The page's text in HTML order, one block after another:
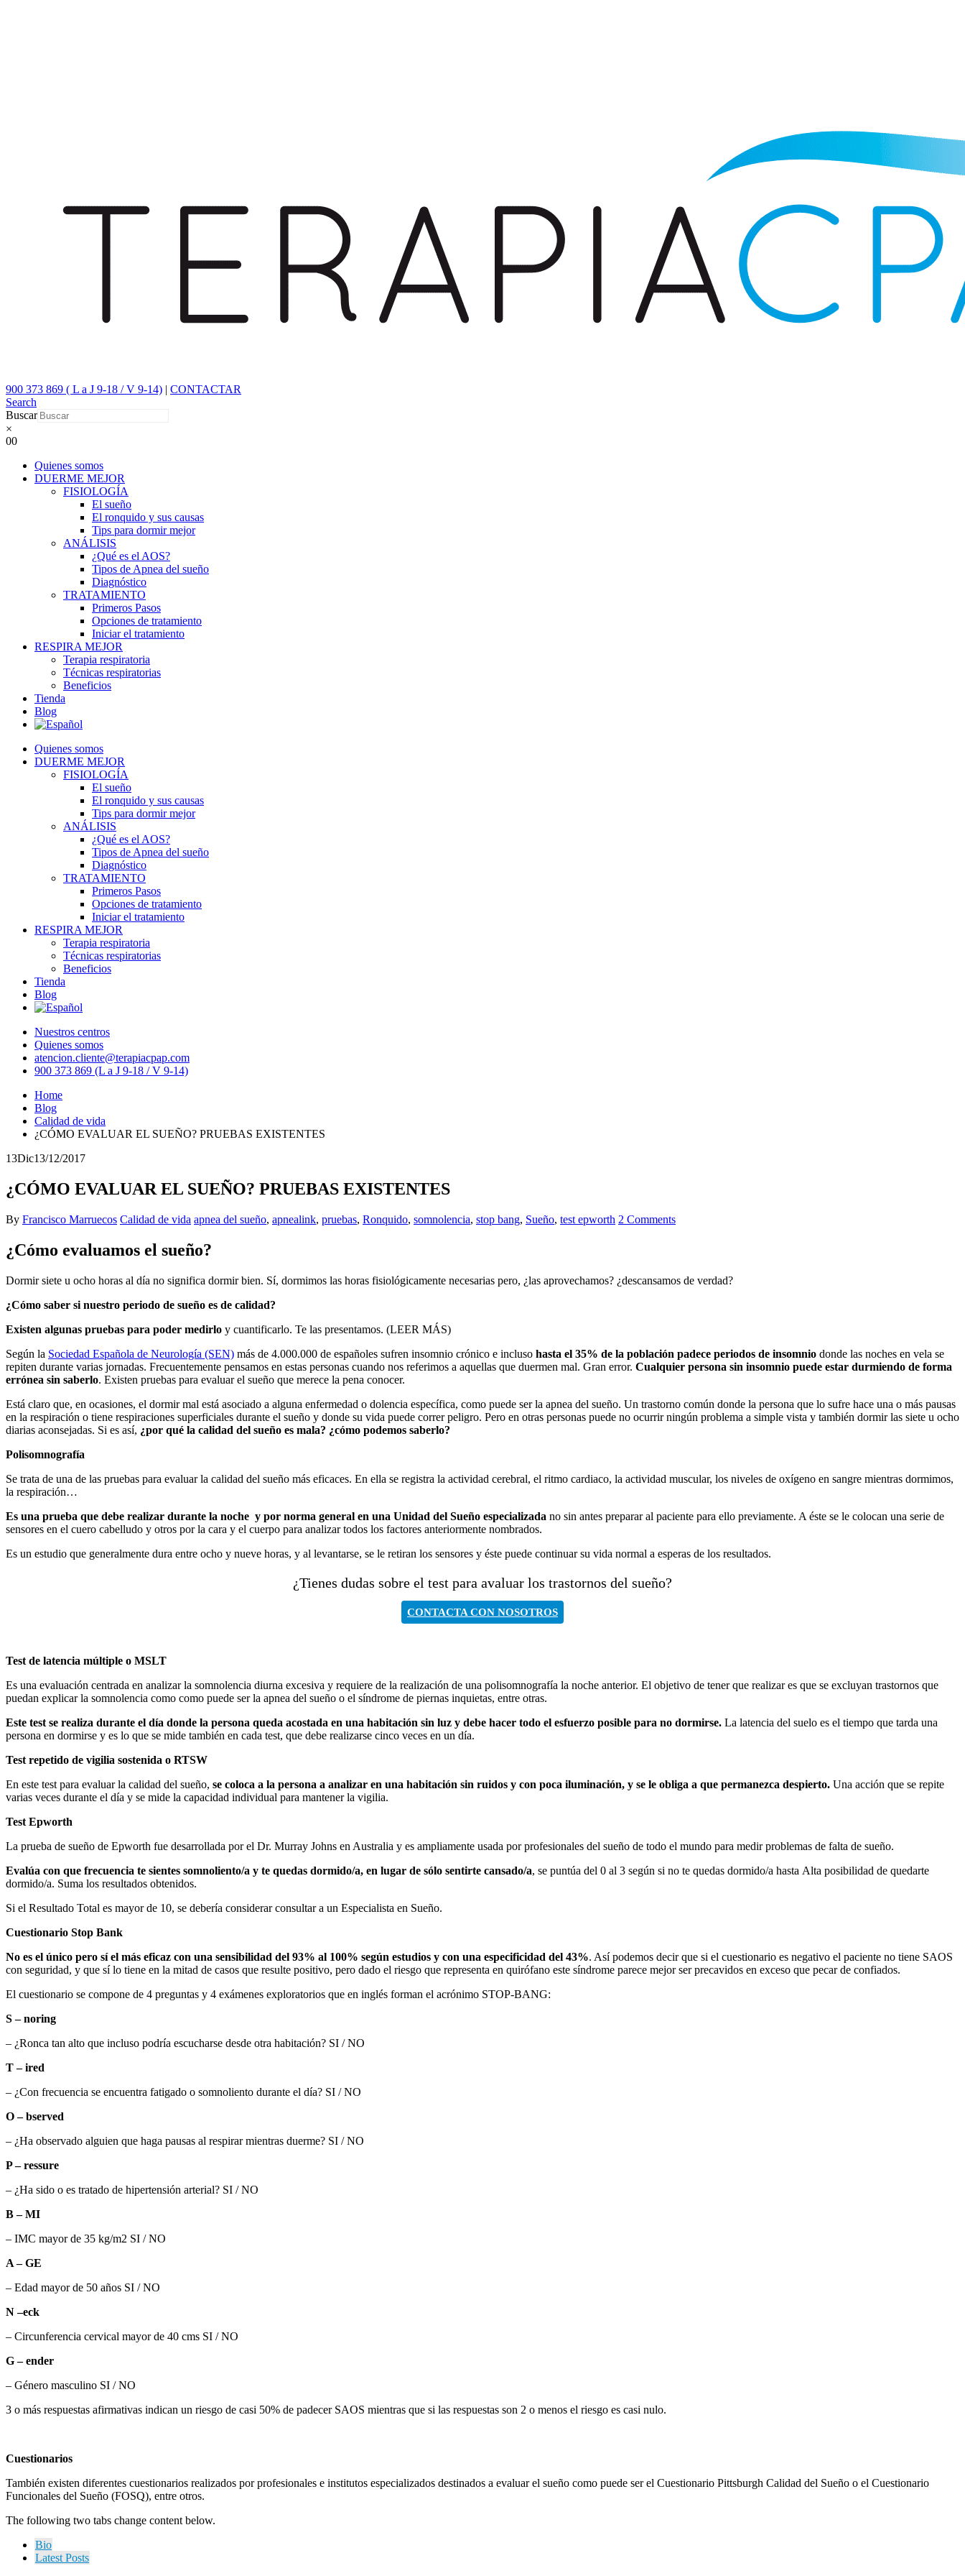
900 373 869 ( L a J 9-18 / V 9-14) | CONTACTAR
Search
Buscar
×
00
Quienes somos
DUERME MEJOR
FISIOLOGÍA
El sueño
El ronquido y sus causas
Tips para dormir mejor
ANÁLISIS
¿Qué es el AOS?
Tipos de Apnea del sueño
Diagnóstico
TRATAMIENTO
Primeros Pasos
Opciones de tratamiento
Iniciar el tratamiento
RESPIRA MEJOR
Terapia respiratoria
Técnicas respiratorias
Beneficios
Tienda
Blog
Quienes somos
DUERME MEJOR
FISIOLOGÍA
El sueño
El ronquido y sus causas
Tips para dormir mejor
ANÁLISIS
¿Qué es el AOS?
Tipos de Apnea del sueño
Diagnóstico
TRATAMIENTO
Primeros Pasos
Opciones de tratamiento
Iniciar el tratamiento
RESPIRA MEJOR
Terapia respiratoria
Técnicas respiratorias
Beneficios
Tienda
Blog
Nuestros centros
Quienes somos
atencion.cliente@terapiacpap.com
900 373 869 (L a J 9-18 / V 9-14)
Home
Blog
Calidad de vida
¿CÓMO EVALUAR EL SUEÑO? PRUEBAS EXISTENTES
13Dic13/12/2017
¿CÓMO EVALUAR EL SUEÑO? PRUEBAS EXISTENTES
By Francisco Marruecos Calidad de vida apnea del sueño, apnealink, pruebas, Ronquido, somnolencia, stop bang, Sueño, test epworth 2 Comments
¿Cómo evaluamos el sueño?
Dormir siete u ocho horas al día no significa dormir bien. Sí, dormimos las horas fisiológicamente necesarias pero, ¿las aprovechamos? ¿descansamos de verdad?
¿Cómo saber si nuestro periodo de sueño es de calidad?
Existen algunas pruebas para poder medirlo y cuantificarlo. Te las presentamos. (LEER MÁS)
Según la Sociedad Española de Neurología (SEN) más de 4.000.000 de españoles sufren insomnio crónico e incluso hasta el 35% de la población padece periodos de insomnio donde las noches en vela se
repiten durante varias jornadas. Frecuentemente pensamos en estas personas cuando nos referimos a aquellas que duermen mal. Gran error. Cualquier persona sin insomnio puede estar durmiendo de forma
errónea sin saberlo. Existen pruebas para evaluar el sueño que merece la pena conocer.
Está claro que, en ocasiones, el dormir mal está asociado a alguna enfermedad o dolencia específica, como puede ser la apnea del sueño. Un trastorno común donde la persona que lo sufre hace una o más pausas
en la respiración o tiene respiraciones superficiales durante el sueño y donde su vida puede correr peligro. Pero en otras personas puede no ocurrir ningún problema a simple vista y también dormir las siete u ocho
diarias aconsejadas. Si es así, ¿por qué la calidad del sueño es mala? ¿cómo podemos saberlo?
Polisomnografía
Se trata de una de las pruebas para evaluar la calidad del sueño más eficaces. En ella se registra la actividad cerebral, el ritmo cardiaco, la actividad muscular, los niveles de oxígeno en sangre mientras dormimos,
la respiración…
Es una prueba que debe realizar durante la noche y por norma general en una Unidad del Sueño especializada no sin antes preparar al paciente para ello previamente. A éste se le colocan una serie de
sensores en el cuero cabelludo y otros por la cara y el cuerpo para analizar todos los factores anteriormente nombrados.
Es un estudio que generalmente dura entre ocho y nueve horas, y al levantarse, se le retiran los sensores y éste puede continuar su vida normal a esperas de los resultados.
¿Tienes dudas sobre el test para avaluar los trastornos del sueño?
CONTACTA CON NOSOTROS
Test de latencia múltiple o MSLT
Es una evaluación centrada en analizar la somnolencia diurna excesiva y requiere de la realización de una polisomnografía la noche anterior. El objetivo de tener que realizar es que se excluyan trastornos que
puedan explicar la somnolencia como como puede ser la apnea del sueño o el síndrome de piernas inquietas, entre otras.
Este test se realiza durante el día donde la persona queda acostada en una habitación sin luz y debe hacer todo el esfuerzo posible para no dormirse. La latencia del suelo es el tiempo que tarda una
persona en dormirse y es lo que se mide también en cada test, que debe realizarse cinco veces en un día.
Test repetido de vigilia sostenida o RTSW
En este test para evaluar la calidad del sueño, se coloca a la persona a analizar en una habitación sin ruidos y con poca iluminación, y se le obliga a que permanezca despierto. Una acción que se repite
varias veces durante el día y se mide la capacidad individual para mantener la vigilia.
Test Epworth
La prueba de sueño de Epworth fue desarrollada por el Dr. Murray Johns en Australia y es ampliamente usada por profesionales del sueño de todo el mundo para medir problemas de falta de sueño.
Evalúa con que frecuencia te sientes somnoliento/a y te quedas dormido/a, en lugar de sólo sentirte cansado/a, se puntúa del 0 al 3 según si no te quedas dormido/a hasta Alta posibilidad de quedarte
dormido/a. Suma los resultados obtenidos.
Si el Resultado Total es mayor de 10, se debería considerar consultar a un Especialista en Sueño.
Cuestionario Stop Bank
No es el único pero sí el más eficaz con una sensibilidad del 93% al 100% según estudios y con una especificidad del 43%. Así podemos decir que si el cuestionario es negativo el paciente no tiene SAOS
con seguridad, y que sí lo tiene en la mitad de casos que resulte positivo, pero dado el riesgo que representa en quirófano este síndrome parece mejor ser precavidos en exceso que pecar de confiados.
El cuestionario se compone de 4 preguntas y 4 exámenes exploratorios que en inglés forman el acrónimo STOP-BANG:
S –noring
– ¿Ronca tan alto que incluso podría escucharse desde otra habitación? SI / NO
T –ired
– ¿Con frecuencia se encuentra fatigado o somnoliento durante el día? SI / NO
O –bserved
– ¿Ha observado alguien que haga pausas al respirar mientras duerme? SI / NO
P –ressure
– ¿Ha sido o es tratado de hipertensión arterial? SI / NO
B –MI
– IMC mayor de 35 kg/m2 SI / NO
A –GE
– Edad mayor de 50 años SI / NO
N –eck
– Circunferencia cervical mayor de 40 cms SI / NO
G –ender
– Género masculino SI / NO
3 o más respuestas afirmativas indican un riesgo de casi 50% de padecer SAOS mientras que si las respuestas son 2 o menos el riesgo es casi nulo.
Cuestionarios
También existen diferentes cuestionarios realizados por profesionales e institutos especializados destinados a evaluar el sueño como puede ser el Cuestionario Pittsburgh Calidad del Sueño o el Cuestionario
Funcionales del Sueño (FOSQ), entre otros.
The following two tabs change content below.
Bio
Latest Posts